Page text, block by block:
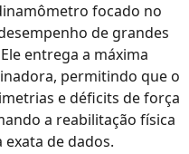
focado no
de grandes
entrega a máxima
permitindo que o
e déficits de força
a reabilitação física
exata de dados.